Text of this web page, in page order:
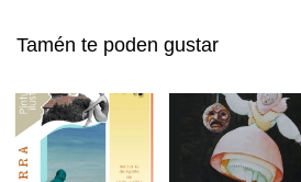
no Centro Cultural de
Tamén te poden gustar